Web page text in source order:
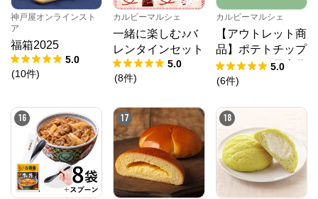
神戸屋オンラインスト
ア
福箱2025
5.0
(10件)
カルビーマルシェ
一緒に楽しむ♪バ
レンタインセット
5.0
(8件)
カルビーマルシェ
【アウトレット商
品】ポテトチップ
スサッカー日本代
表チーム2024（2
限2025年10月31
日
5.0
(6件)
16 17 18